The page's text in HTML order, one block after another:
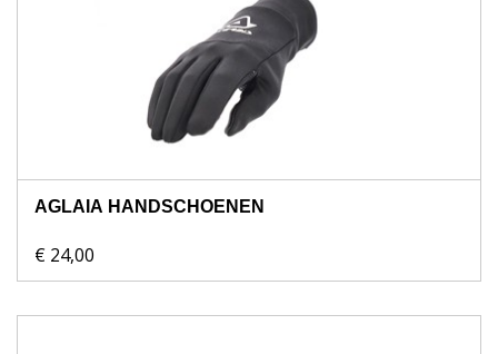
AGLAIA HANDSCHOENEN
€ 24,00